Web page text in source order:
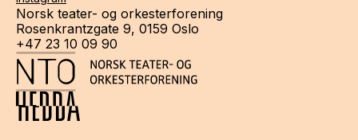
Norsk teater- og orkesterforening
Rosenkrantzgate 9, 0159 Oslo
+47 23 10 09 90